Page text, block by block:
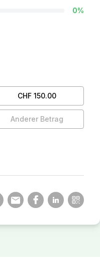
0%
CHF 150.00
Anderer Betrag